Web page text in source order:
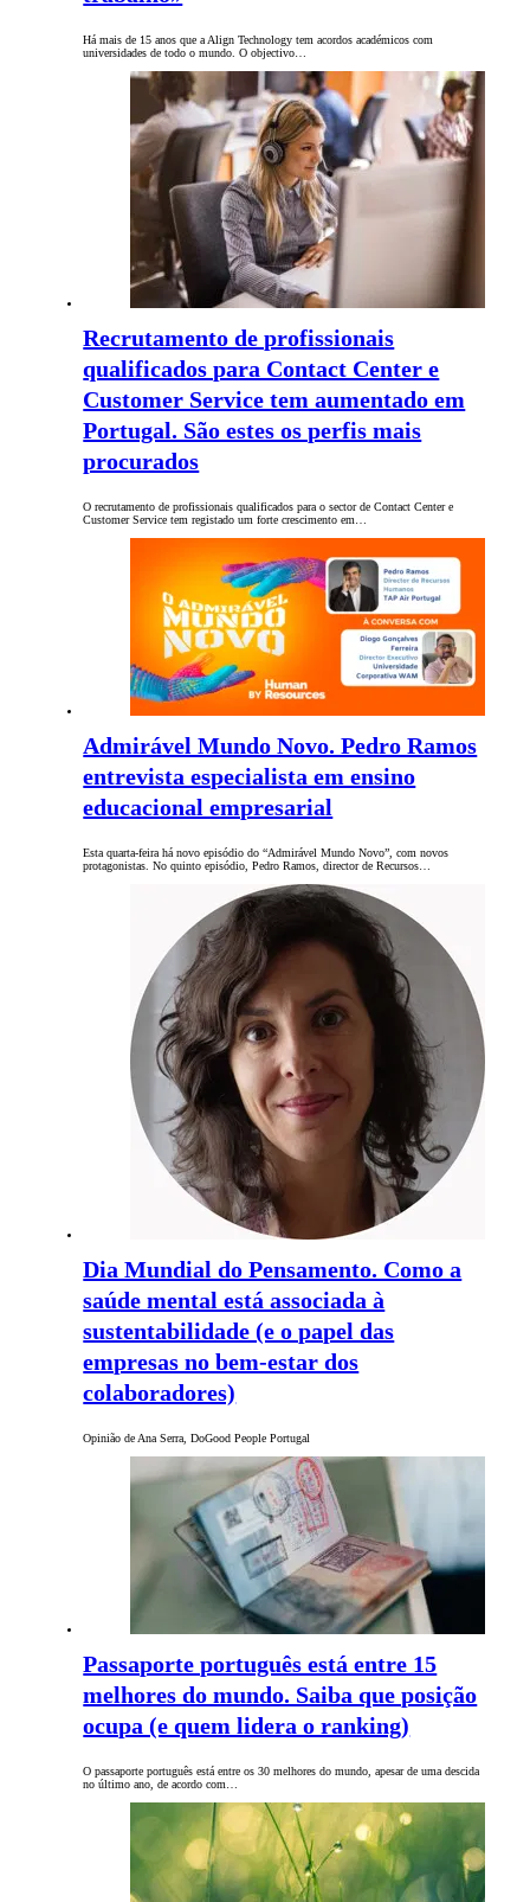
Há mais de 15 anos que a Align Technology tem acordos académicos com
universidades de todo o mundo. O objectivo…
Recrutamento de profissionais
qualificados para Contact Center e
Customer Service tem aumentado em
Portugal. São estes os perfis mais
procurados
O recrutamento de profissionais qualificados para o sector de Contact Center e
Customer Service tem registado um forte crescimento em…
Admirável Mundo Novo. Pedro Ramos
entrevista especialista em ensino
educacional empresarial
Esta quarta-feira há novo episódio do “Admirável Mundo Novo”, com novos
protagonistas. No quinto episódio, Pedro Ramos, director de Recursos…
Dia Mundial do Pensamento. Como a
saúde mental está associada à
sustentabilidade (e o papel das
empresas no bem-estar dos
colaboradores)
Opinião de Ana Serra, DoGood People Portugal
Passaporte português está entre 15
melhores do mundo. Saiba que posição
ocupa (e quem lidera o ranking)
O passaporte português está entre os 30 melhores do mundo, apesar de uma descida
no último ano, de acordo com…